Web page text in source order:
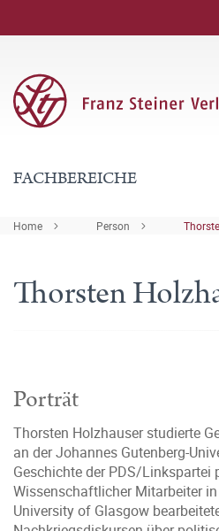
FACHBEREICHE
Home Person
Thorsten
Porträt
Thorsten Holzhauser studierte
an der Johannes Gutenberg-
Geschichte der PDS/
Wissenschaftlicher Mitarbeiter
University of Glasgow